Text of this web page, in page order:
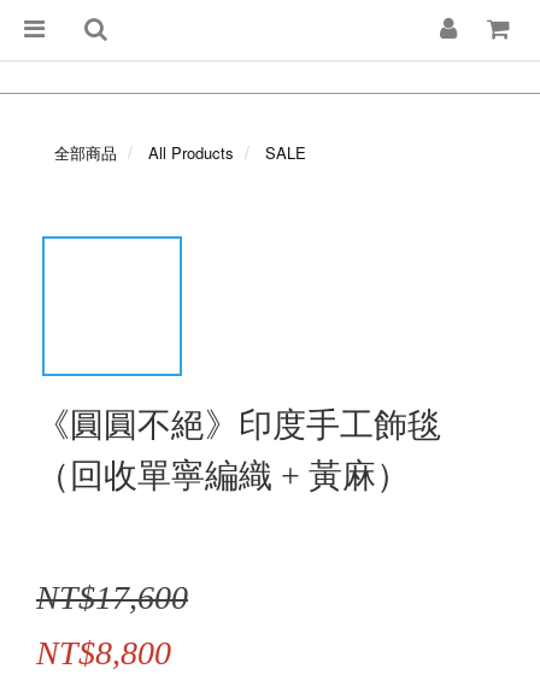
全部商品 All Products SALE
《圓圓不絕》印度手工飾毯
（回收單寧編織 + 黃麻）
NT$17,600
NT$8,800